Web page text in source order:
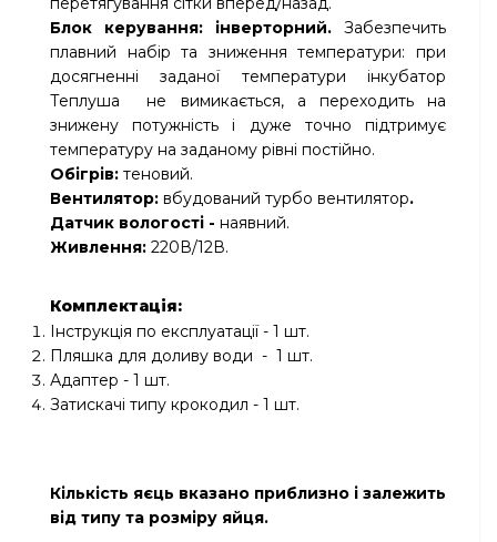
Блок керування: інверторний. Забезпечить
плавний набір та зниження температури: при
досягненні заданої температури інкубатор
Теплуша не вимикається, а переходить на
знижену потужність і дуже точно підтримує
температуру на заданому рівні постійно.
Обігрів: теновий.
Вентилятор: вбудований турбо вентилятор.
Датчик вологості - наявний.
Живлення: 220В/12В.
Комплектація:
Інструкція по експлуатації - 1 шт.
Пляшка для доливу води - 1 шт.
Адаптер - 1 шт.
Затискачі типу крокодил - 1 шт.
Кількість яєць вказано приблизно і залежить
від типу та розміру яйця.